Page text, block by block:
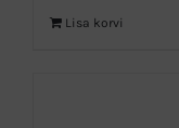
Lisa korvi